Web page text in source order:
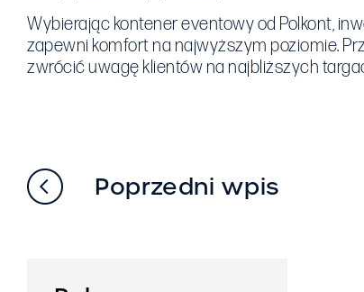
Wybierając kontener eventowy od Polkont,
zapewni komfort na najwyższym poziomie.
zwrócić uwagę klientów na najbliższych
Poprzedni wpis